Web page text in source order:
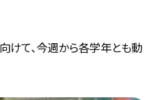
けて、今週から各学年とも動